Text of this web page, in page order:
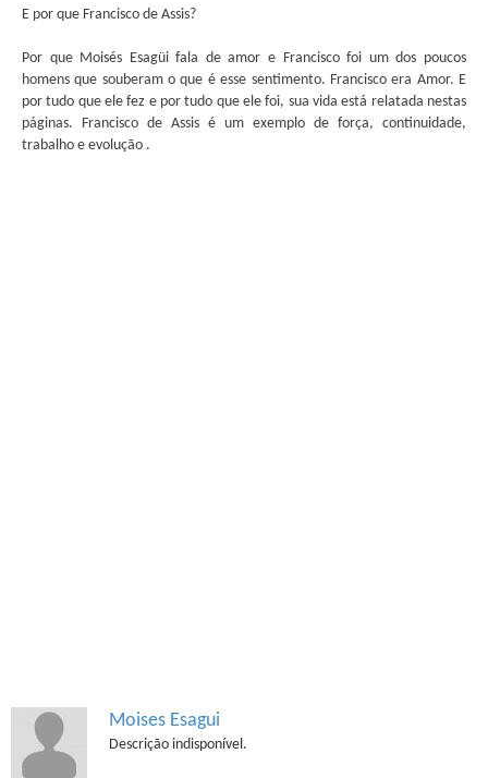
E por que Francisco de Assis?
Por que Moisés Esagüi fala de amor e Francisco foi um dos poucos
homens que souberam o que é esse sentimento. Francisco era Amor. E
por tudo que ele fez e por tudo que ele foi, sua vida está relatada nestas
páginas. Francisco de Assis é um exemplo de força, continuidade,
trabalho e evolução .
Moises Esagui
Descrição indisponível.